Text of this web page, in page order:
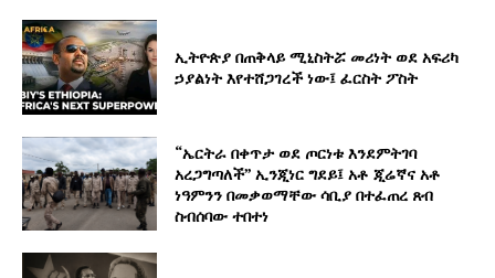
ኢትዮጵያ በጠቅላይ ሚኒስትሯ መሪነት ወደ አፍሪካ
ኃያልነት እየተሸጋገረች ነው፤ ፈርስት ፖስት
“ኤርትራ በቀጥታ ወደ ጦርነቱ እንደምትገባ
አረጋግጣለች” ኢንጂነር ግደይ፤ አቶ ጂሬኛና አቶ
ነዓምንን በመቃወማቸው ሳቢያ በተፈጠረ ጸብ
ስብሰባው ተበተነ